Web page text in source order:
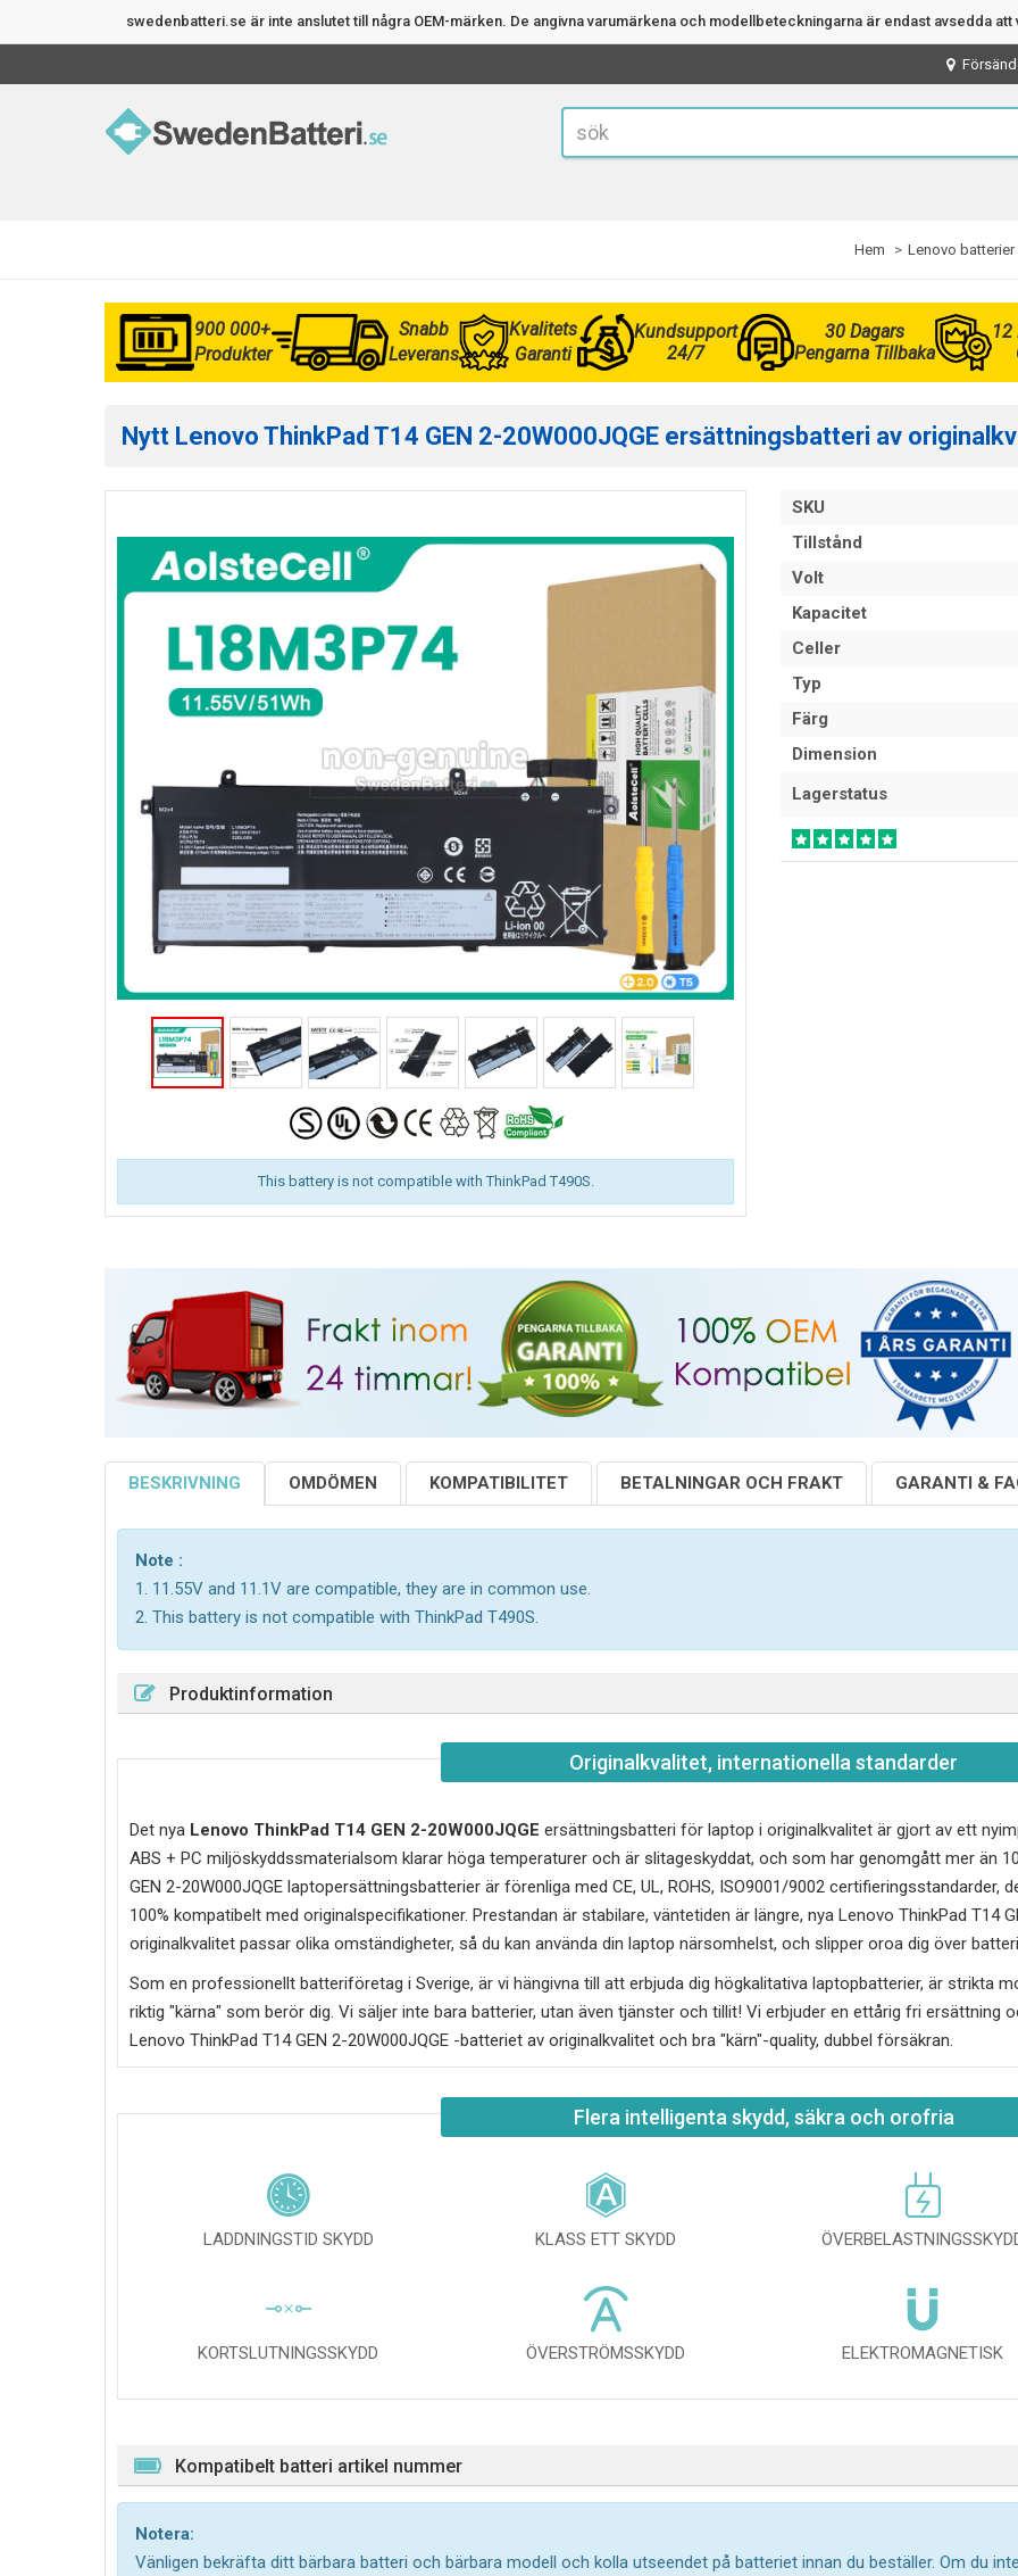
swedenbatteri.se är inte anslutet till några OEM-märken. De angivna varumärkena och modellbeteckningarna är endast avsedda
Hem Lenovo batterier
900 000+
Produkter
Snabb
Leverans
Kvalitets
Garanti
Kundsupport
24/7
30 Dagars
Pengarna Tillbaka
12
Nytt Lenovo ThinkPad T14 GEN 2-20W000JQGE ersättningsbatteri av
This battery is not compatible with ThinkPad T490S.
SKU
Tillstånd
Volt
Kapacitet
Celler
Typ
Färg
Dimension
Lagerstatus
BESKRIVNING OMDÖMEN KOMPATIBILITET BETALNINGAR OCH FRAKT GARANTI &
Note :
1. 11.55V and 11.1V are compatible, they are in common use.
2. This battery is not compatible with ThinkPad T490S.
Produktinformation
Originalkvalitet, internationella standarder
Det nya Lenovo ThinkPad T14 GEN 2-20W000JQGE ersättningsbatteri för laptop i originalkvalitet är gjort av ett
ABS + PC miljöskyddssmaterialsom klarar höga temperaturer och är slitageskyddat, och som har genomgått mer än
GEN 2-20W000JQGE laptopersättningsbatterier är förenliga med CE, UL, ROHS, ISO9001/9002 certifieringsstandarder,
100% kompatibelt med originalspecifikationer. Prestandan är stabilare, väntetiden är längre, nya Lenovo ThinkPad T14
originalkvalitet passar olika omständigheter, så du kan använda din laptop närsomhelst, och slipper oroa dig över
Som en professionellt batteriföretag i Sverige, är vi hängivna till att erbjuda dig högkalitativa laptopbatterier, är strikta
riktig "kärna" som berör dig. Vi säljer inte bara batterier, utan även tjänster och tillit! Vi erbjuder en ettårig fri ersättning
Lenovo ThinkPad T14 GEN 2-20W000JQGE -batteriet av originalkvalitet och bra "kärn"-quality, dubbel försäkran.
Flera intelligenta skydd, säkra och orofria
LADDNINGSTID SKYDD KLASS ETT SKYDD
KORTSLUTNINGSSKYDD ÖVERSTRÖMSSKYDD ELEKTROMAGNETISK
Kompatibelt batteri artikel nummer
Notera:
Vänligen bekräfta ditt bärbara batteri och bärbara modell och kolla utseendet på batteriet innan du beställer. Om du